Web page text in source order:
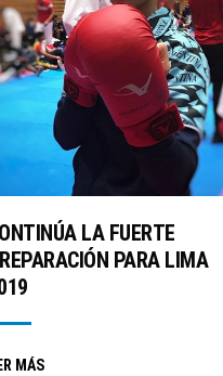
LA FUERTE
PARA LIMA
MÁS